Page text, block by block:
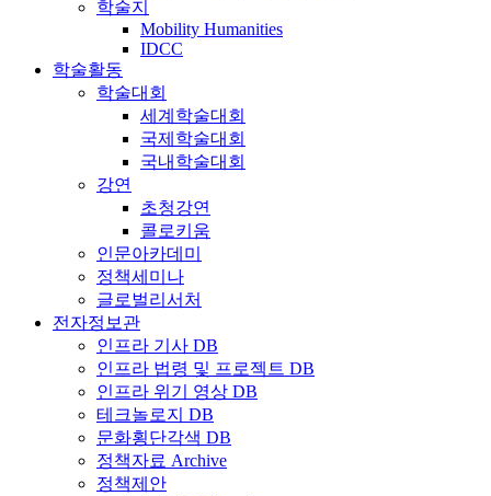
학술지
Mobility Humanities
IDCC
학술활동
학술대회
세계학술대회
국제학술대회
국내학술대회
강연
초청강연
콜로키움
인문아카데미
정책세미나
글로벌리서처
전자정보관
인프라 기사 DB
인프라 법령 및 프로젝트 DB
인프라 위기 영상 DB
테크놀로지 DB
문화횡단각색 DB
정책자료 Archive
정책제안